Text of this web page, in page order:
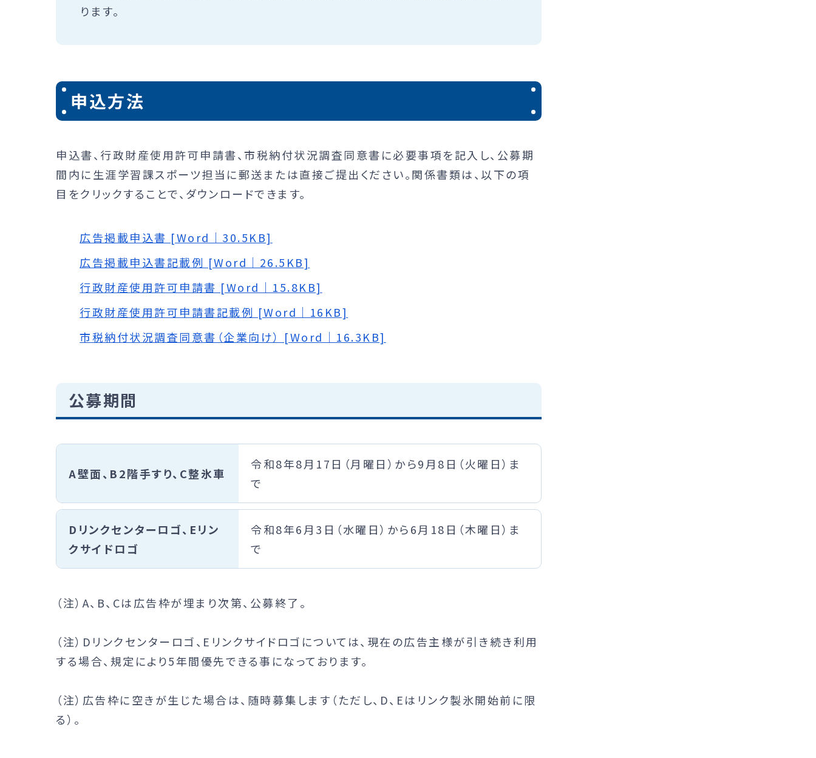
ります。
申込方法
申込書、行政財産使用許可申請書、市税納付状況調査同意書に必要事項を記入し、公募期
間内に生涯学習課スポーツ担当に郵送または直接ご提出ください。関係書類は、以下の項
目をクリックすることで、ダウンロードできます。
広告掲載申込書 [Word｜30.5KB]
広告掲載申込書記載例 [Word｜26.5KB]
行政財産使用許可申請書 [Word｜15.8KB]
行政財産使用許可申請書記載例 [Word｜16KB]
市税納付状況調査同意書（企業向け） [Word｜16.3KB]
公募期間
A壁面、B2階手すり、C整氷車
令和8年8月17日（月曜日）から9月8日（火曜日）ま
で
Dリンクセンターロゴ、Eリン
クサイドロゴ
令和8年6月3日（水曜日）から6月18日（木曜日）ま
で
（注）A、B、Cは広告枠が埋まり次第、公募終了。
（注）Dリンクセンターロゴ、Eリンクサイドロゴについては、現在の広告主様が引き続き利用
する場合、規定により5年間優先できる事になっております。
（注）広告枠に空きが生じた場合は、随時募集します（ただし、D、Eはリンク製氷開始前に限
る）。